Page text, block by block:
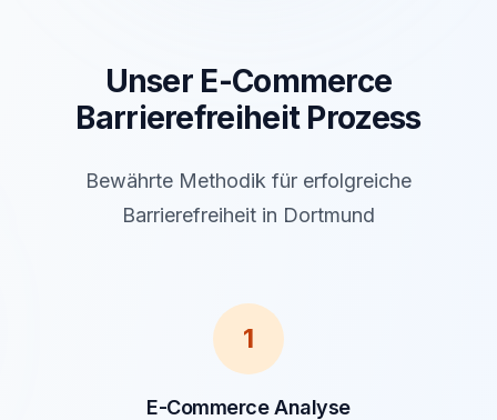
Unser E-Commerce
Barrierefreiheit Prozess
Bewährte Methodik für erfolgreiche
Barrierefreiheit in Dortmund
1
E-Commerce Analyse